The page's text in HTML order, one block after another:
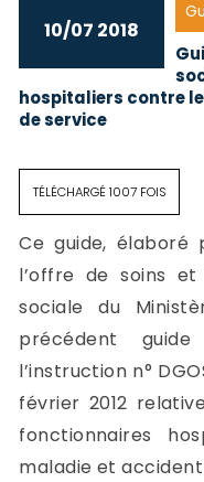
10/07 2018
hospitaliers contre
de service
TÉLÉCHARGÉ 1007 FOIS
Ce guide, élaboré
l’offre de soins
sociale du
précédent
l’instruction n°
février 2012
fonctionnaires
maladie et